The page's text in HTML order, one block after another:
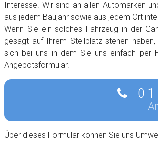
Interesse. Wir sind an allen Automarken
aus jedem Baujahr sowie aus jedem Ort
Wenn Sie ein solches Fahrzeug in der
gesagt auf Ihrem Stellplatz stehen haben,
sich bei uns in dem Sie uns einfach per
Angebotsformular.
0 1
Über dieses Formular können Sie uns